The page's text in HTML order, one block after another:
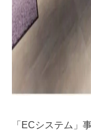
「ECシステム」